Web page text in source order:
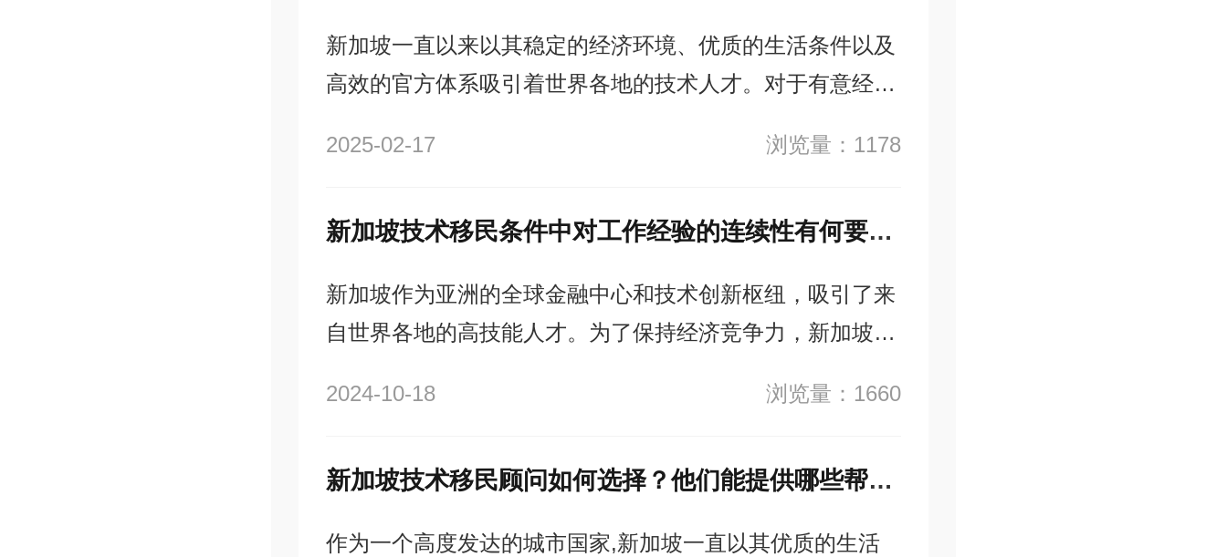
新加坡一直以来以其稳定的经济环境、优质的生活条件以及
高效的官方体系吸引着世界各地的技术人才。对于有意经过
是非常重要的。一个专业的移民顾问不仅能够帮助申请者高
请过程中出现不必要的错误。
2025-02-17 浏览量：1178
新加坡技术移民条件中对工作经验的连续性有何要求？
新加坡作为亚洲的全球金融中心和技术创新枢纽，吸引了来
自世界各地的高技能人才。为了保持经济竞争力，新加坡政
会。这些移民计划中，对工作经验的要求是一个重要考量因
2024-10-18 浏览量：1660
新加坡技术移民顾问如何选择？他们能提供哪些帮助？
作为一个高度发达的城市国家,新加坡一直以其优质的生活